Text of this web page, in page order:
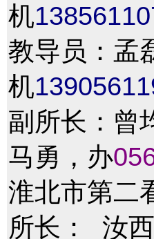
机
教导员：孟
机
副所长：曾
马勇，办
淮北市第二
所长： 汝